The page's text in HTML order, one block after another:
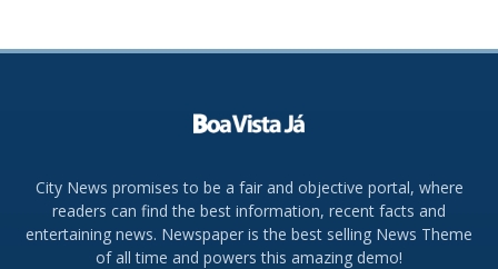
City News promises to be a fair and objective portal, where
readers can find the best information, recent facts and
entertaining news. Newspaper is the best selling News Theme
of all time and powers this amazing demo!